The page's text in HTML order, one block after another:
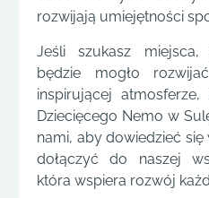
rozwijają umiejętności
Jeśli szukasz
będzie mogło
inspirującej
Dziecięcego Nemo w
nami, aby dowiedzieć
dołączyć do naszej
która wspiera rozwój